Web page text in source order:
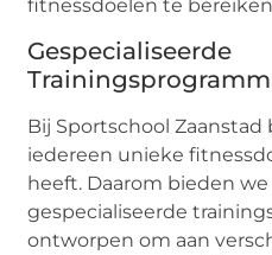
fitnessdoelen te
Gespecialiseerde
Bij Sportschool
iedereen unieke
heeft. Daarom bieden
gespecialiseerde
ontworpen om aan